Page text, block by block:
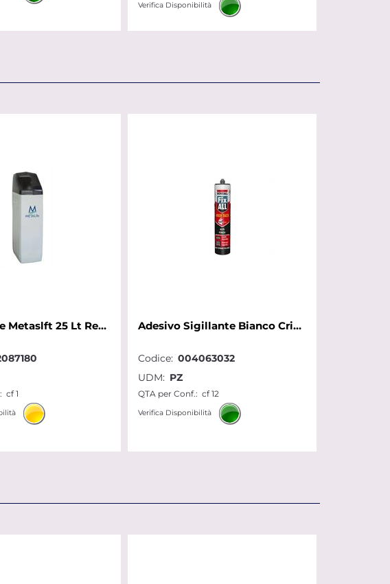
Verifica Disponibilità
Addolcitore Metaslft 25 Lt Resina con Bypass Runxin Metalife
cf 1
Adesivo Sigillante Bianco Cristallino Fix ALL High Tack Soudal 290
Codice: 004063032
UDM: PZ
QTA per Conf.: cf 12
Verifica Disponibilità